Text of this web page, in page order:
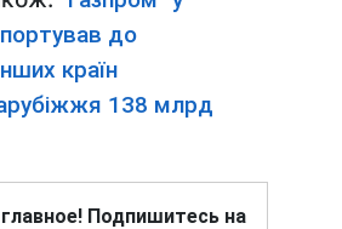
до
країн
138 млрд
Подпишитесь на